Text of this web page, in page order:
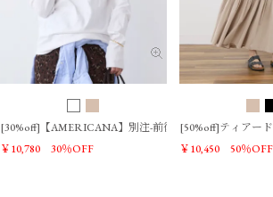
[30%off]【AMERICANA】別注-前後2WAYヘンリーネッ
￥10,780
30％OFF
[50%off]ティアー
￥10,450
50％OFF